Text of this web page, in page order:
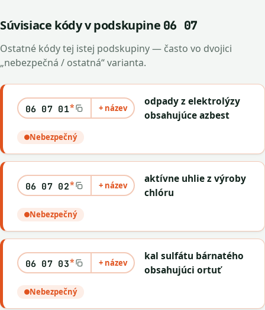
Súvisiace kódy v podskupine 06 07
Ostatné kódy tej istej podskupiny — často vo dvojici
„nebezpečná / ostatná“ varianta.
06 07 01* + název
odpady z elektrolýzy
obsahujúce azbest
Nebezpečný
06 07 02* + název
aktívne uhlie z výroby
chlóru
Nebezpečný
06 07 03* + název
kal sulfátu bárnatého
obsahujúci ortuť
Nebezpečný